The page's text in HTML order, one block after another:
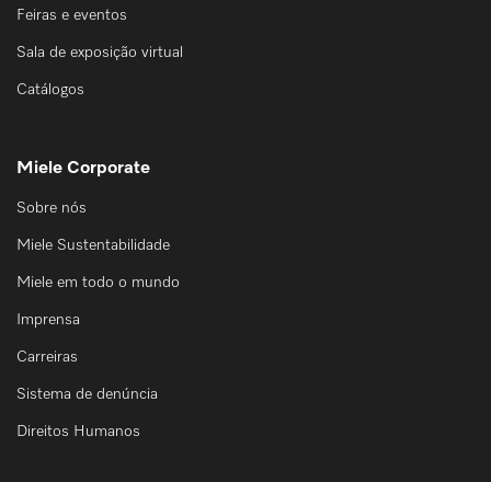
Feiras e eventos
Sala de exposição virtual
Catálogos
Miele Corporate
Sobre nós
Miele Sustentabilidade
Miele em todo o mundo
Imprensa
Carreiras
Sistema de denúncia
Direitos Humanos